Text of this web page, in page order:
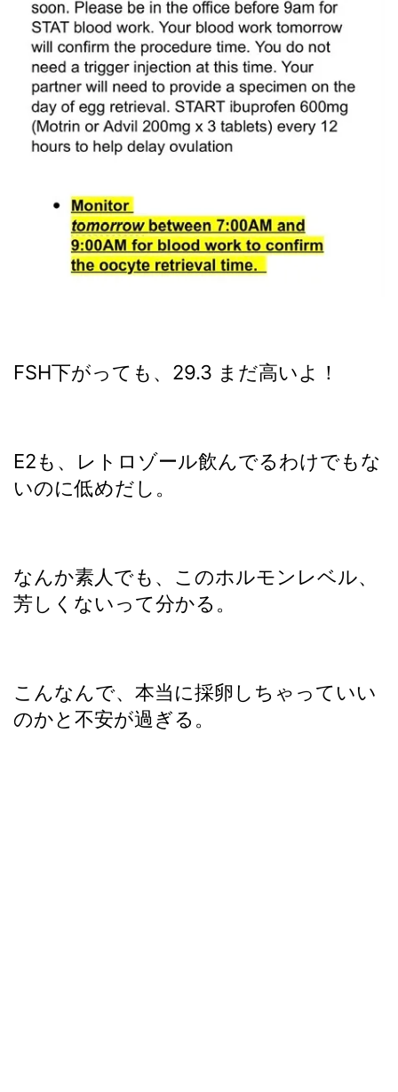
FSH下がっても、29.3 まだ高いよ！
E2も、レトロゾール飲んでるわけでもな
いのに低めだし。
なんか素人でも、このホルモンレベル、
芳しくないって分かる。
こんなんで、本当に採卵しちゃっていい
のかと不安が過ぎる。